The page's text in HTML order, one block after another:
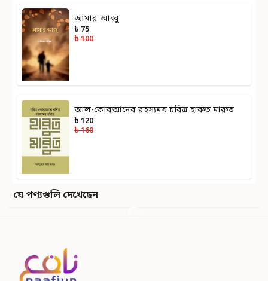
আমার আব্বু
৳ 75
৳ 100
আল-কোরআনের রহস্যময় চরিত্র হারুত মারুত
৳ 120
৳ 160
যে পণ্যগুলি দেখেছেন